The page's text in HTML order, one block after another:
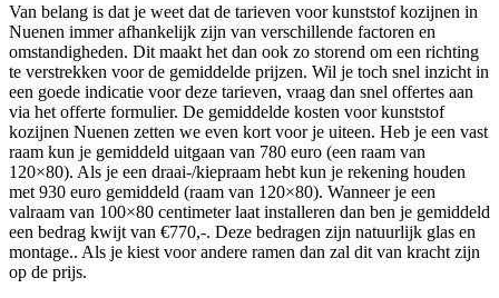
Van belang is dat je weet dat de tarieven voor kunststof kozijnen in
Nuenen immer afhankelijk zijn van verschillende factoren en
omstandigheden. Dit maakt het dan ook zo storend om een richting
te verstrekken voor de gemiddelde prijzen. Wil je toch snel inzicht in
een goede indicatie voor deze tarieven, vraag dan snel offertes aan
via het offerte formulier. De gemiddelde kosten voor kunststof
kozijnen Nuenen zetten we even kort voor je uiteen. Heb je een vast
raam kun je gemiddeld uitgaan van 780 euro (een raam van
120×80). Als je een draai-/kiepraam hebt kun je rekening houden
met 930 euro gemiddeld (raam van 120×80). Wanneer je een
valraam van 100×80 centimeter laat installeren dan ben je gemiddeld
een bedrag kwijt van €770,-. Deze bedragen zijn natuurlijk glas en
montage.. Als je kiest voor andere ramen dan zal dit van kracht zijn
op de prijs.